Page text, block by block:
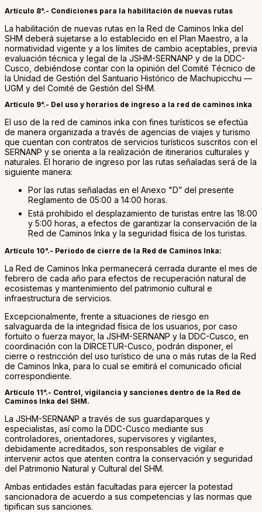
Artículo 8°.- Condiciones para la habilitación de nuevas rutas
La habilitación de nuevas rutas en la Red de Caminos Inka del
SHM deberá sujetarse a lo establecido en el Plan Maestro, a la
normatividad vigente y a los límites de cambio aceptables, previa
evaluación técnica y legal de la JSHM-SERNANP y de la DDC-
Cusco, debiéndose contar con la opinión del Comité Técnico de
la Unidad de Gestión del Santuario Histórico de Machupicchu —
UGM y del Comité de Gestión del SHM.
Artículo 9°.- Del uso y horarios de ingreso a la red de caminos inka
El uso de la red de caminos inka con fines turísticos se efectúa
de manera organizada a través de agencias de viajes y turismo
que cuentan con contratos de servicios turísticos suscritos con el
SERNANP y se orienta a la realización de itinerarios culturales y
naturales. El horario de ingreso por las rutas señaladas será de la
siguiente manera:
Por las rutas señaladas en el Anexo "D” del presente
Reglamento de 05:00 a 14:00 horas.
Está prohibido el desplazamiento de turistas entre las 18:00
y 5:00 horas, a efectos de garantizar la conservación de la
Red de Caminos Inka y la seguridad física de los turistas.
Artículo 10°.- Periodo de cierre de la Red de Caminos Inka:
La Red de Caminos Inka permanecerá cerrada durante el mes de
febrero de cada año para efectos de recuperación natural de
ecosistemas y mantenimiento del patrimonio cultural e
infraestructura de servicios.
Excepcionalmente, frente a situaciones de riesgo en
salvaguarda de la integridad física de los usuarios, por caso
fortuito o fuerza mayor, la JSHM-SERNANP y la DDC-Cusco, en
coordinación con la DIRCETUR-Cusco, podrán disponer, el
cierre o restricción del uso turístico de una o más rutas de la Red
de Caminos Inka, para lo cual se emitirá el comunicado oficial
correspondiente.
Artículo 11°.- Control, vigilancia y sanciones dentro de la Red de
Caminos Inka del SHM.
La JSHM-SERNANP a través de sus guardaparques y
especialistas, así como la DDC-Cusco mediante sus
controladores, orientadores, supervisores y vigilantes,
debidamente acreditados, son responsables de vigilar e
intervenir actos que atenten contra la conservación y seguridad
del Patrimonio Natural y Cultural del SHM.
Ambas entidades están facultadas para ejercer la potestad
sancionadora de acuerdo a sus competencias y las normas que
tipifican sus sanciones.